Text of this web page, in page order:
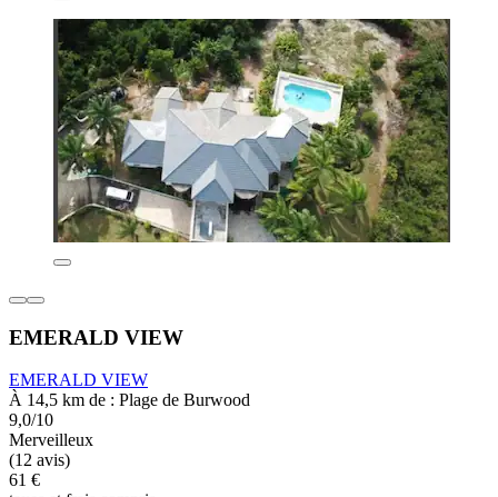
EMERALD VIEW
EMERALD VIEW
À 14,5 km de : Plage de Burwood
9,0/10
Merveilleux
(12 avis)
61 €